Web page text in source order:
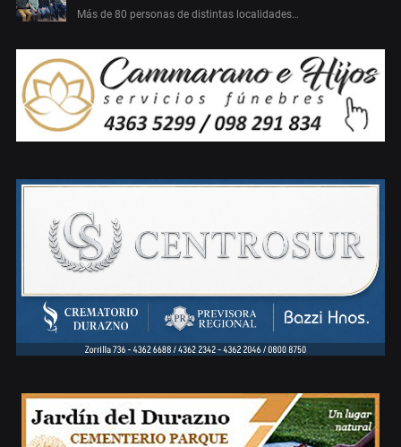
Más de 80 personas de distintas localidades…